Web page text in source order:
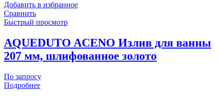
Добавить в избранное
Сравнить
Быстрый просмотр
AQUEDUTO ACENO Излив для ванны
207 мм, шлифованное золото
По запросу
Подробнее